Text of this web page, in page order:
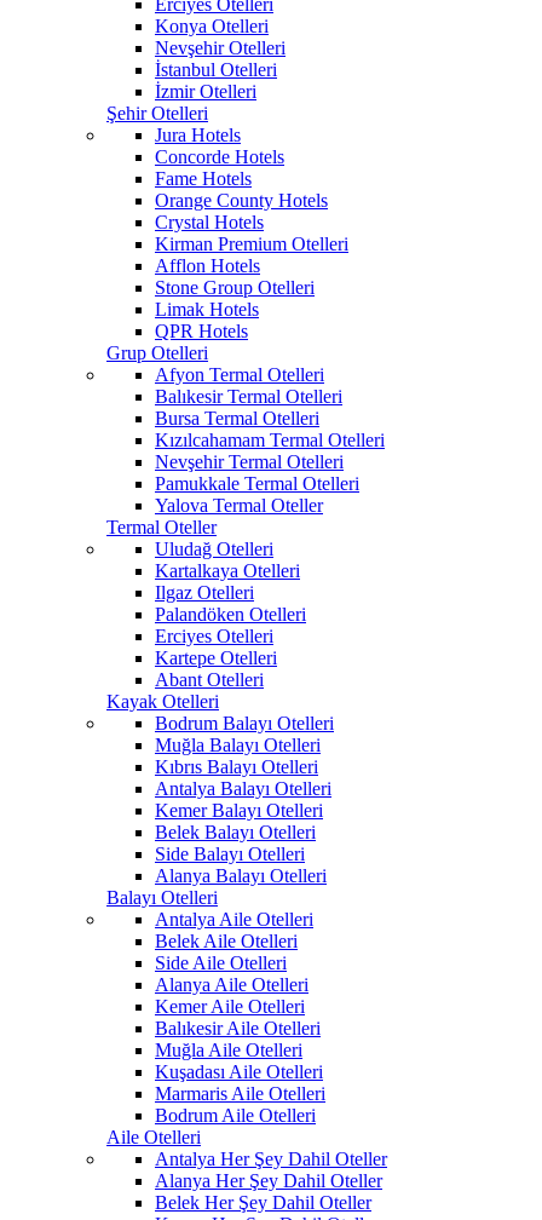
Konya Otelleri
Nevşehir Otelleri
İstanbul Otelleri
İzmir Otelleri
Şehir Otelleri
Jura Hotels
Concorde Hotels
Fame Hotels
Orange County Hotels
Crystal Hotels
Kirman Premium Otelleri
Afflon Hotels
Stone Group Otelleri
Limak Hotels
QPR Hotels
Grup Otelleri
Afyon Termal Otelleri
Balıkesir Termal Otelleri
Bursa Termal Otelleri
Kızılcahamam Termal Otelleri
Nevşehir Termal Otelleri
Pamukkale Termal Otelleri
Yalova Termal Oteller
Termal Oteller
Uludağ Otelleri
Kartalkaya Otelleri
Ilgaz Otelleri
Palandöken Otelleri
Erciyes Otelleri
Kartepe Otelleri
Abant Otelleri
Kayak Otelleri
Bodrum Balayı Otelleri
Muğla Balayı Otelleri
Kıbrıs Balayı Otelleri
Antalya Balayı Otelleri
Kemer Balayı Otelleri
Belek Balayı Otelleri
Side Balayı Otelleri
Alanya Balayı Otelleri
Balayı Otelleri
Antalya Aile Otelleri
Belek Aile Otelleri
Side Aile Otelleri
Alanya Aile Otelleri
Kemer Aile Otelleri
Balıkesir Aile Otelleri
Muğla Aile Otelleri
Kuşadası Aile Otelleri
Marmaris Aile Otelleri
Bodrum Aile Otelleri
Aile Otelleri
Antalya Her Şey Dahil Oteller
Alanya Her Şey Dahil Oteller
Belek Her Şey Dahil Oteller